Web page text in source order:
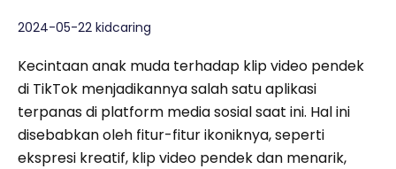
2024-05-22 kidcaring
Kecintaan anak muda terhadap klip video pendek
di TikTok menjadikannya salah satu aplikasi
terpanas di platform media sosial saat ini. Hal ini
disebabkan oleh fitur-fitur ikoniknya, seperti
ekspresi kreatif, klip video pendek dan menarik,